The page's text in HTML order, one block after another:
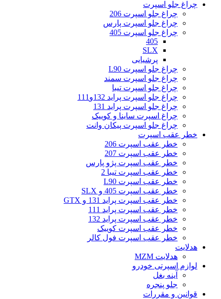
چراغ جلو اسپرت
چراغ جلو اسپرت 206
چراغ جلو اسپرت پارس
چراغ جلو اسپرت 405
405
SLX
پرشیایی
چراغ جلو اسپرت L90
چراغ جلو اسپرت سمند
چراغ جلو اسپرت تیبا
چراغ جلو اسپرت پراید 132و111
چراغ جلو اسپرت پراید 131
چراغ اسپرت ساینا و کوییک
چراغ جلو اسپرت پیکان وانت
خطر عقب اسپرت
خطر عقب اسپرت 206
خطر عقب اسپرت 207
خطر عقب اسپرت پژو پارس
خطر عقب اسپرت تیبا 2
خطر عقب اسپرت L90
خطر عقب اسپرت 405 و SLX
خطر عقب اسپرت پراید 131 و GTX
خطر عقب اسپرت پراید 111
خطر عقب اسپرت پراید 132
خطر عقب اسپرت کوییک
خطر عقب اسپرت فول کالر
هدلایت
هدلایت MZM
لوازم اسپرتی خودرو
آینه بغل
جلو پنجره
قوانین و مقررات